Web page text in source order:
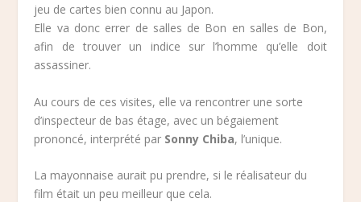
jeu de cartes bien connu au Japon.
Elle va donc errer de salles de Bon en salles de Bon,
afin de trouver un indice sur l’homme qu’elle doit
assassiner.
Au cours de ces visites, elle va rencontrer une sorte
d’inspecteur de bas étage, avec un bégaiement
prononcé, interprété par Sonny Chiba, l’unique.
La mayonnaise aurait pu prendre, si le réalisateur du
film était un peu meilleur que cela.